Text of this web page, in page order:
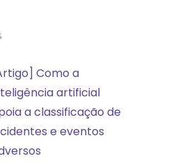
Como a
artificial
a classificação de
e eventos